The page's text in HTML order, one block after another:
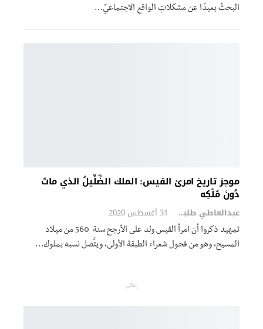
البحثُ بعيدًا عن مشكلاتِ الواقع الاجتماعيِّ…
موجز تاريخ امرئ القيس: الملك الضِّلِّيلُ الذي ماتَ
دُونَ مُلْكِه
عبدالعاطي طلبة 31 أغسطس 2020
تمهيد ذكروا أن امرأ القيس ولد على الأرجح سنة 560 من ميلاد
المسيح، وهو من فحول شعراء الطبقة الأولى، ويتَّصل نسبه بملوك…
إعلان